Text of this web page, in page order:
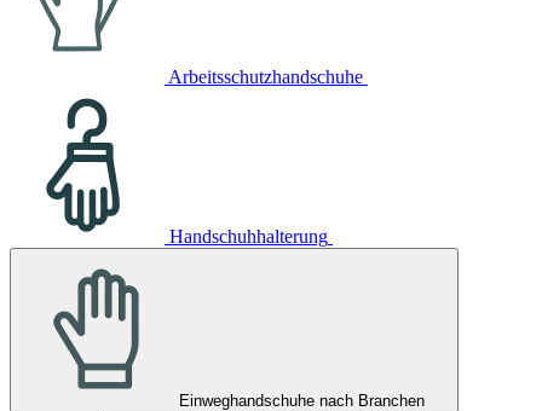
Arbeitsschutzhandschuhe
Handschuhhalterung
Einweghandschuhe nach Branchen